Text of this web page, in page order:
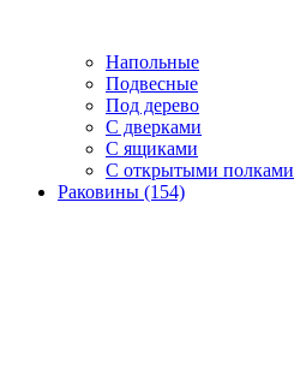
Напольные
Подвесные
Под дерево
С дверками
С ящиками
С открытыми полками
Раковины (154)